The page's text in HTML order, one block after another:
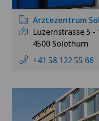
Ärztezentrum
Luzernstrasse 5 -
4500 Solothurn
+41 58 122 55 66